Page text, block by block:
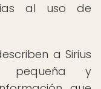
al uso de
a Sirius
pequeña y